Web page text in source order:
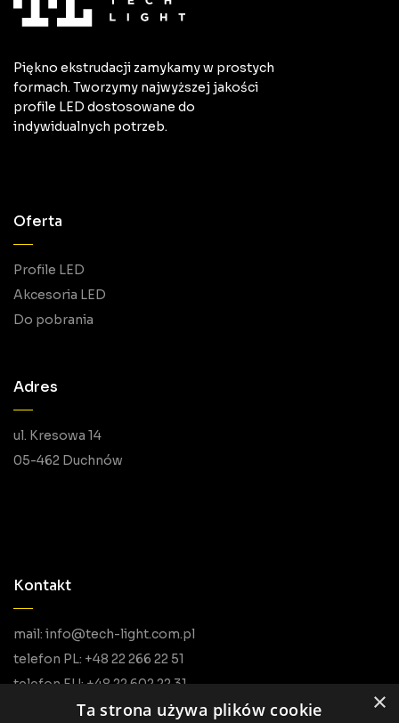
Piękno ekstrudacji zamykamy w prostych
formach. Tworzymy najwyższej jakości
profile LED dostosowane do
indywidualnych potrzeb.
Oferta
Profile LED
Akcesoria LED
Do pobrania
Adres
ul. Kresowa 14
05-462 Duchnów
Kontakt
mail: info@tech-light.com.pl
telefon PL: +48 22 266 22 51
telefon EU: +48 22 602 22 31
×
Ta strona używa plików cookie